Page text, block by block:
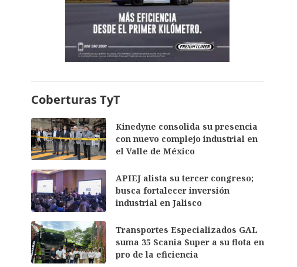
Coberturas TyT
Kinedyne consolida su presencia
con nuevo complejo industrial en
el Valle de México
APIEJ alista su tercer congreso;
busca fortalecer inversión
industrial en Jalisco
Transportes Especializados GAL
suma 35 Scania Super a su flota en
pro de la eficiencia